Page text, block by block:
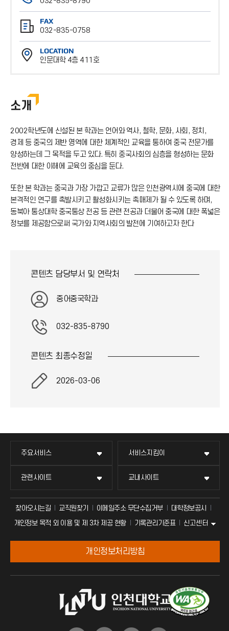
전
화
번
호
FAX
032-835-0758
팩
스
번
LOCATION
인문대학 4층 411호
소개
2002학년도에 신설된 본 학과는 언어와 역사, 철학, 문화, 사회, 정치,
경제 등 중국의 제반 영역에 대한 체계적인 교육을 통하여 중국 전문가를
양성하는데 그 목적을 두고 있다. 특히 중국사회의 심층을 형성하는 문화
전반에 대한 이해에 교육의 중심을 둔다.
또한 본 학과는 중국과 가장 가깝고 교류가 많은 인천광역시에 중국에 대한
본격적인 연구를 촉발시키고 활성화시키는 촉매제가 될 수 있도록 하며,
동북아 통상대학 중국통상 전공 등 관련 전공과 더불어 중국에 대한 폭넓은
정보를 제공함으로써 국가와 지역사회의 발전에 기여하고자 한다
콘텐츠 담당부서 및 연락처
중어중국학과
032-835-8790
콘텐츠 최종수정일
2026-03-06
주요서비스 서비스지킴이
관련사이트 교내사이트
찾아오시는길 교직원찾기 이메일주소 무단수집거부
대학정보공시
개인정보 목적 외 이용 및 제 3차 제공 현황
기록관리기준표 신고센터
개인정보처리방침